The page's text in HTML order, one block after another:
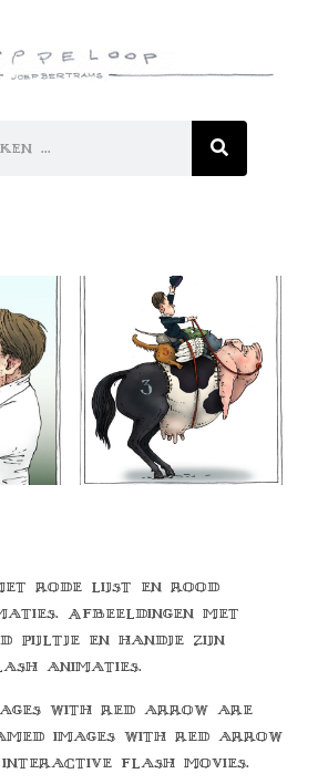
rode lijst en rood
Afbeeldingen met
pijltje en handje zijn
animaties.
with red arrow are
images with red arrow
flash movies.